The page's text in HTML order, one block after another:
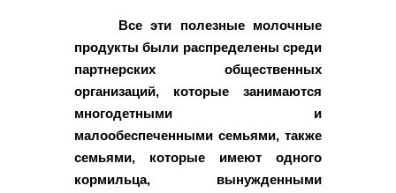
Все эти полезные молочные
продукты были распределены среди
партнерских общественных
организаций, которые занимаются
многодетными и
малообеспеченными семьями, также
семьями, которые имеют одного
кормильца, вынужденными